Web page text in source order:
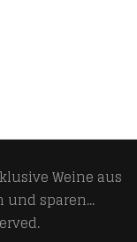
Weine aus
und sparen...